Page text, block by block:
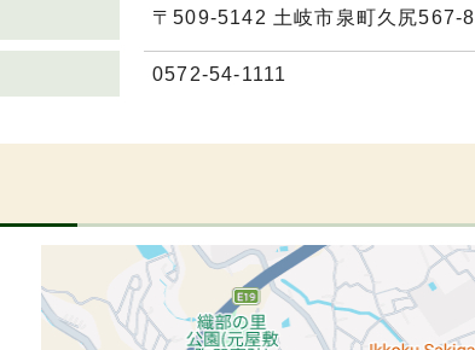
〒509-5142 土岐市泉町久尻567-8
0572-54-1111